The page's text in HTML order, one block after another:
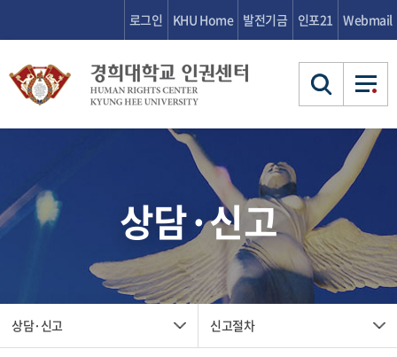
로그인 KHU Home 발전기금 인포21 Webmail
인권센터 소개
인권센
터 소
개
인사말
업무
오시는 길
공지·소식
상담·신고
상담·
신고절차
교육
인권센터 소개
인사말
업무
공지·소식
상담·신고
신고절차
사건 조사 및 처리 안내
교육
상담·신고
상담·신고 신고절차